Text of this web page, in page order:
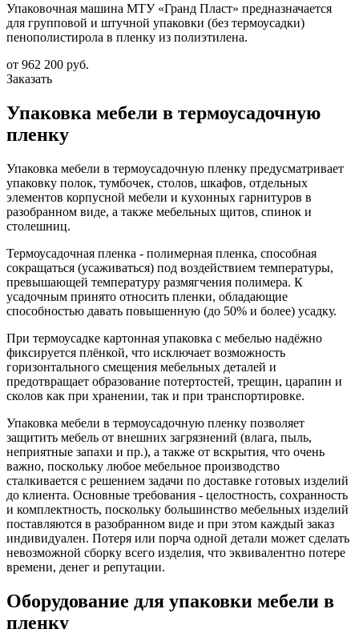
Упаковочная машина МТУ «Гранд Пласт» предназначается
для групповой и штучной упаковки (без термоусадки)
пенополистирола в пленку из полиэтилена.
от 962 200 руб.
Заказать
Упаковка мебели в термоусадочную
пленку
Упаковка мебели в термоусадочную пленку предусматривает
упаковку полок, тумбочек, столов, шкафов, отдельных
элементов корпусной мебели и кухонных гарнитуров в
разобранном виде, а также мебельных щитов, спинок и
столешниц.
Термоусадочная пленка - полимерная пленка, способная
сокращаться (усаживаться) под воздействием температуры,
превышающей температуру размягчения полимера. К
усадочным принято относить пленки, обладающие
способностью давать повышенную (до 50% и более) усадку.
При термоусадке картонная упаковка с мебелью надёжно
фиксируется плёнкой, что исключает возможность
горизонтального смещения мебельных деталей и
предотвращает образование потертостей, трещин, царапин и
сколов как при хранении, так и при транспортировке.
Упаковка мебели в термоусадочную пленку позволяет
защитить мебель от внешних загрязнений (влага, пыль,
неприятные запахи и пр.), а также от вскрытия, что очень
важно, поскольку любое мебельное производство
сталкивается с решением задачи по доставке готовых изделий
до клиента. Основные требования - целостность, сохранность
и комплектность, поскольку большинство мебельных изделий
поставляются в разобранном виде и при этом каждый заказ
индивидуален. Потеря или порча одной детали может сделать
невозможной сборку всего изделия, что эквивалентно потере
времени, денег и репутации.
Оборудование для упаковки мебели в
пленку